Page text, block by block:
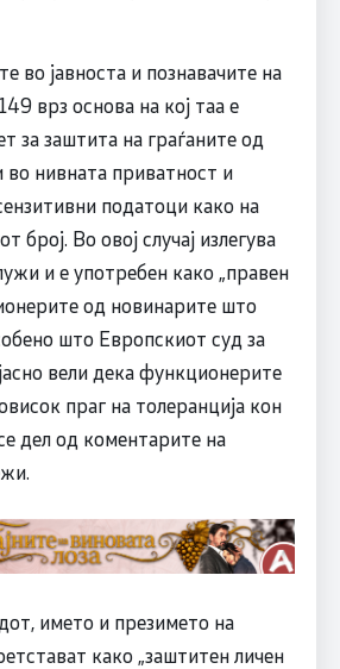
во јавноста и познавачите на
врз основа на кој таа е
за заштита на граѓаните од
во нивната приватност и
податоци како на
број. Во овој случај излегува
и е употребен како „правен
од новинарите што
што Европскиот суд за
вели дека функционерите
праг на толеранција кон
дел од коментарите на
името и презимето на
како „заштитен личен